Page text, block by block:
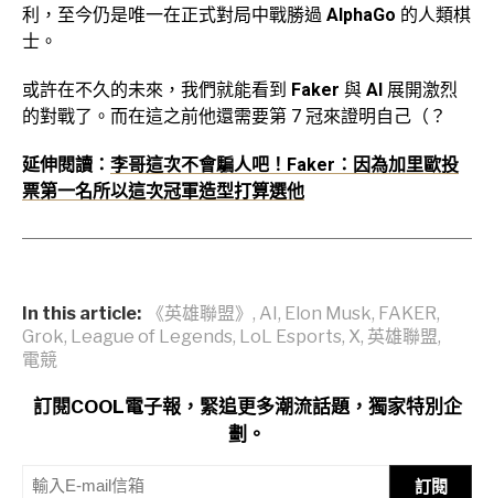
利，至今仍是唯一在正式對局中戰勝過 AlphaGo 的人類棋
士。
或許在不久的未來，我們就能看到 Faker 與 AI 展開激烈
的對戰了。而在這之前他還需要第 7 冠來證明自己（？
延伸閱讀： 李哥這次不會騙人吧！Faker：因為加里歐投
票第一名所以這次冠軍造型打算選他
In this article: 《英雄聯盟》 , AI, Elon Musk, FAKER,
Grok, League of Legends, LoL Esports, X, 英雄聯盟,
電競
訂閱COOL電子報，緊追更多潮流話題，獨家特別企
劃。
訂閱